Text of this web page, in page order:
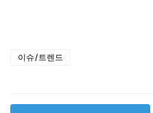
이슈/트렌드